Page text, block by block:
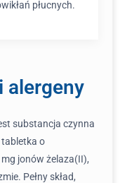
płucnych.
alergeny
substancja czynna
o
jonów żelaza(II),
Pełny skład,